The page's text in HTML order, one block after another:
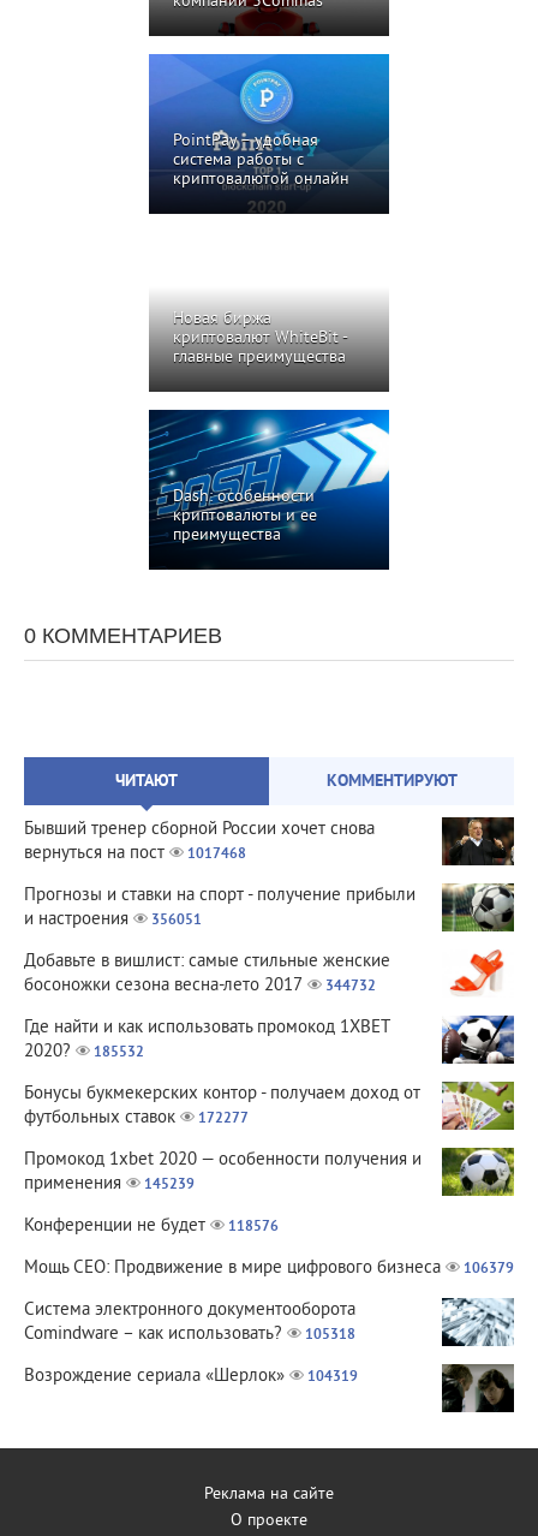
PointPay – удобная
система работы с
криптовалютой онлайн
Новая биржа
криптовалют WhiteBit -
главные преимущества
Dash: особенности
криптовалюты и ее
преимущества
0 КОММЕНТАРИЕВ
ЧИТАЮТ КОММЕНТИРУЮТ
Бывший тренер сборной России хочет снова
вернуться на пост
1017468
Прогнозы и ставки на спорт - получение прибыли
и настроения
356051
Добавьте в вишлист: самые стильные женские
босоножки сезона весна-лето 2017
344732
Где найти и как использовать промокод 1XBET
2020?
185532
Бонусы букмекерских контор - получаем доход от
футбольных ставок
172277
Промокод 1xbet 2020 — особенности получения и
применения
145239
Конференции не будет 118576
Мощь СЕО: Продвижение в мире цифрового бизнеса 106379
Система электронного документооборота
Comindware – как использовать?
105318
Возрождение сериала «Шерлок» 104319
Реклама на сайте
О проекте